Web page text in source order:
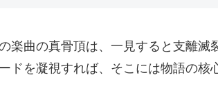
楽曲の真骨頂は、一見すると支離滅
ドを凝視すれば、そこには物語の核